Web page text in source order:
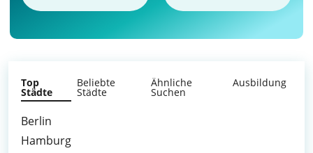
Top
Städte
Beliebte
Städte
Ähnliche
Suchen
Ausbildung
Berlin
Hamburg